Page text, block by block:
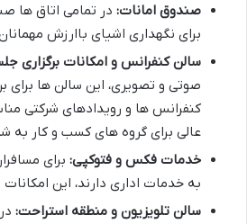
صندوق امانات: در تمامی اتاق ها
برای نگهداری اشیای باارزش
سالن کنفرانس و امکانات برگزاری
صوتی و تصویری، این سالن ها برای
کنفرانس ها و رویدادهای شرکتی
عالی برای گروه های کسب و کار به
خدمات فکس و فتوکپی: برای
به خدمات اداری دارند، این
سالن تلویزیون و منطقه استراحت: